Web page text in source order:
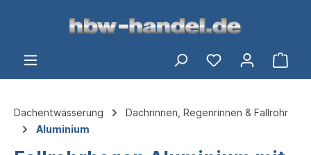
springen
Dachentwässerung
Dachrinnen, Regenrinnen & Fallrohr
Aluminium